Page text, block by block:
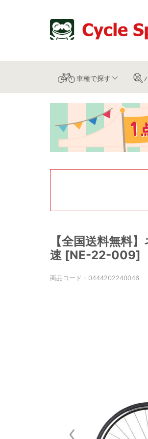
車種で探す
【全国送料無料
速 [NE-22-009]
商品コード： 0444202240046